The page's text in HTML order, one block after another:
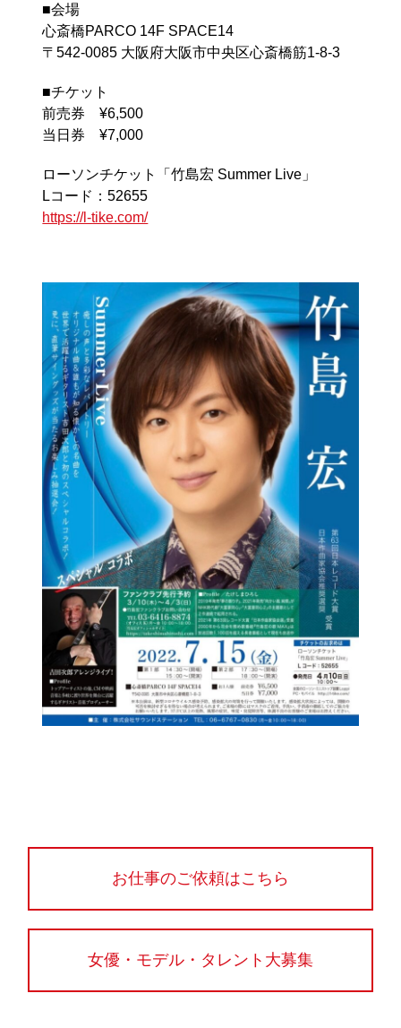
■会場
心斎橋PARCO 14F SPACE14
〒542-0085 大阪府大阪市中央区心斎橋筋1-8-3
■チケット
前売券 ¥6,500
当日券 ¥7,000
ローソンチケット「竹島宏 Summer Live」
Lコード：52655
https://l-tike.com/
お仕事のご依頼はこちら
女優・モデル・タレント大募集